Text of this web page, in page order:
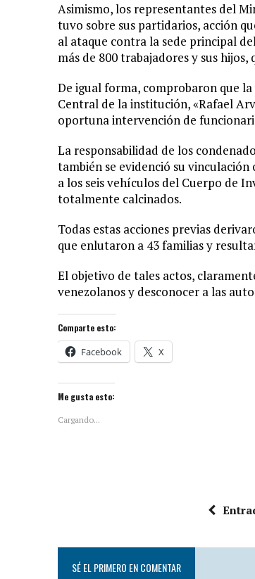
Asimismo, los representantes del
tuvo sobre sus partidarios, acción
al ataque contra la sede principal
más de 800 trabajadores y sus
De igual forma, comprobaron que
Central de la institución, «Rafael
oportuna intervención de
La responsabilidad de los
también se evidenció su vinculación
a los seis vehículos del Cuerpo de
totalmente calcinados.
Todas estas acciones previas
que enlutaron a 43 familias y
El objetivo de tales actos,
venezolanos y desconocer a las
Comparte esto:
Facebook X
Me gusta esto:
Cargando...
SÉ EL PRIMERO EN COMENTAR